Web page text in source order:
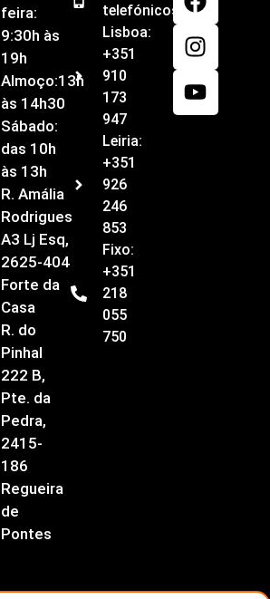
feira:
9:30h às
19h
Almoço:13h
às 14h30
Sábado:
das 10h
às 13h
R. Amália
Rodrigues
A3 Lj Esq,
2625-404
Forte da
Casa
R. do
Pinhal
222 B,
Pte. da
Pedra,
2415-
186
Regueira
de
Pontes
telefónicos
Lisboa:
+351
910
173
947
Leiria:
+351
926
246
853
Fixo:
+351
218
055
750